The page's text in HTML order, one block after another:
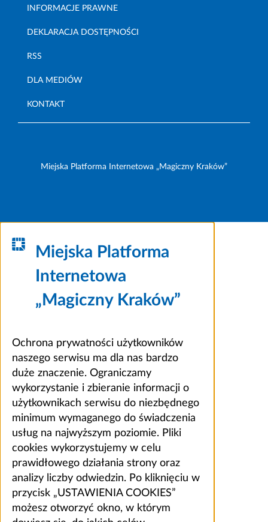
INFORMACJE PRAWNE
DEKLARACJA DOSTĘPNOŚCI
RSS
DLA MEDIÓW
KONTAKT
Miejska Platforma Internetowa „Magiczny Kraków”
Miejska Platforma
Internetowa
„Magiczny Kraków”
Ochrona prywatności użytkowników
naszego serwisu ma dla nas bardzo
duże znaczenie. Ograniczamy
wykorzystanie i zbieranie informacji o
użytkownikach serwisu do niezbędnego
minimum wymaganego do świadczenia
usług na najwyższym poziomie. Pliki
cookies wykorzystujemy w celu
prawidłowego działania strony oraz
analizy liczby odwiedzin. Po kliknięciu w
przycisk „USTAWIENIA COOKIES”
możesz otworzyć okno, w którym